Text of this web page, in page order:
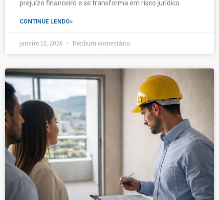
prejuízo financeiro e se transforma em risco jurídico
CONTINUE LENDO»
janeiro 12, 2026 Nenhum comentário